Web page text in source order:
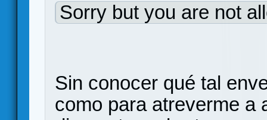
Sorry but you are not
Sin conocer qué tal
como para atreverme a